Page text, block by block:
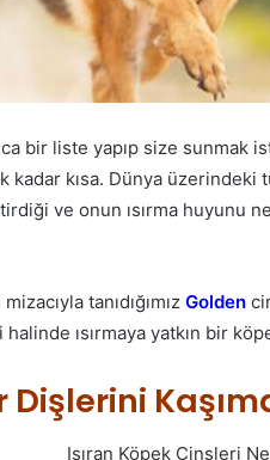
bir liste yapıp size sunmak
kısa. Dünya üzerindeki
ve onun ısırma huyunu
tanıdığımız Golden
ısırmaya yatkın bir